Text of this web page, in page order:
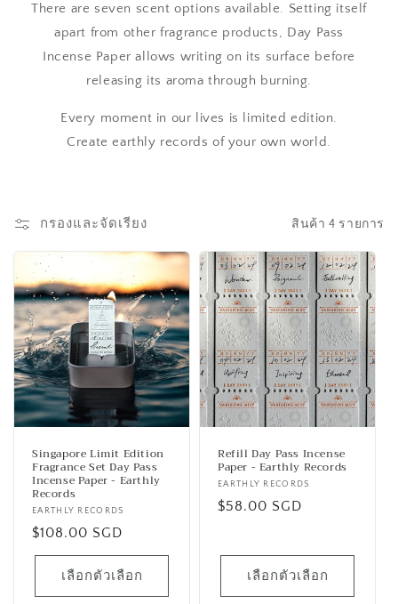
There are seven scent options available. Setting itself
apart from other fragrance products, Day Pass
Incense Paper allows writing on its surface before
releasing its aroma through burning.
Every moment in our lives is limited edition.
Create earthly records of your own world.
กรองและจัดเรียง สินค้า 4 รายการ
Singapore Limit Edition
Fragrance Set Day Pass
Incense Paper - Earthly
Records
เวน
เด
EARTHLY RECORDS
ราคา
ปกติ
$108.00 SGD
เลือกตัวเลือก
Refill Day Pass Incense
Paper - Earthly Records
เวน
เด
EARTHLY RECORDS
ราคา
$58.00 SGD
เลือกตัวเลือก